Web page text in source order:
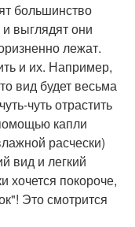
большинство
выглядят они
лежат.
и их. Например,
вид будет весьма
чуть отрастить
капли
расчески)
вид и легкий
хочется покороче,
Это смотрится